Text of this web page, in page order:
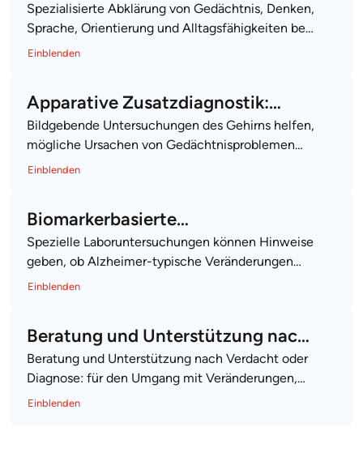
neuropsychologische
Demenzdiagnostik
Spezialisierte Abklärung von Gedächtnis, Denken,
Sprache, Orientierung und Alltagsfähigkeiten bei
Verdacht auf Alzheimer oder eine andere
Einblenden
Apparative Zusatzdiagnostik:
Bilddiagnostik
Bildgebende Untersuchungen des Gehirns helfen,
mögliche Ursachen von Gedächtnisproblemen
genauer einzuordnen und andere Erkrankungen
Einblenden
Biomarkerbasierte
Zusatzdiagnostik
Spezielle Laboruntersuchungen können Hinweise
geben, ob Alzheimer-typische Veränderungen
vorliegen und die Diagnose weiter abgesichert
Einblenden
Beratung und Unterstützung nach
Verdacht oder Diagnose: für den
Umgang mit Veränderungen, die
Beratung und Unterstützung nach Verdacht oder
Diagnose: für den Umgang mit Veränderungen,
die Einbindung von Angehörigen und mehr
Einblenden